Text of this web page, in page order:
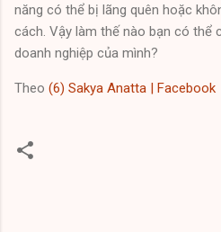
năng có thể bị lãng quên hoặc
cách. Vậy làm thế nào bạn có thể
doanh nghiệp của mình?
Theo (6) Sakya Anatta | Facebook